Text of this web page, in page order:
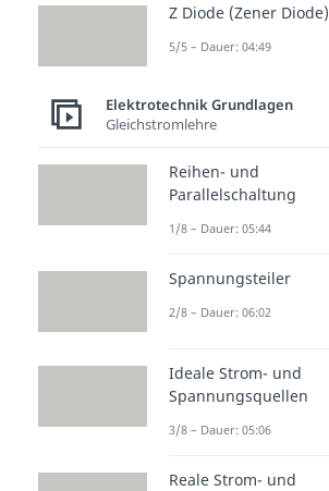
Z Diode (Zener Diode)
5/5 – Dauer: 04:49
Elektrotechnik Grundlagen
Gleichstromlehre
Reihen- und
Parallelschaltung
1/8 – Dauer: 05:44
Spannungsteiler
2/8 – Dauer: 06:02
Ideale Strom- und
Spannungsquellen
3/8 – Dauer: 05:06
Reale Strom- und